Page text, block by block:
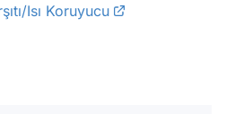
Isı Koruyucu